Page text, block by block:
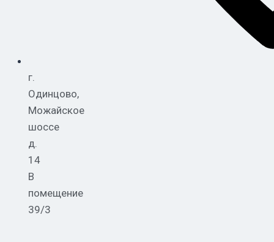
г.
Одинцово,
Можайское
шоссе
д.
14
В
помещение
39/3